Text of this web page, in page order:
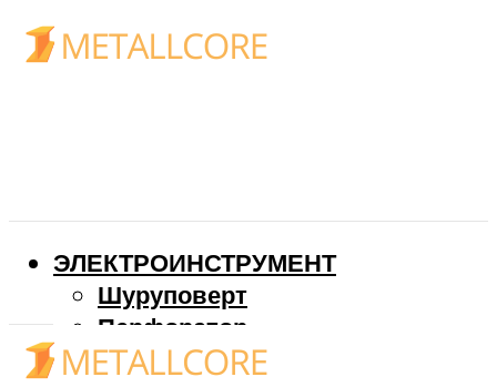
ЭЛЕКТРОИНСТРУМЕНТ
Шуруповерт
Перфоратор
Дрель